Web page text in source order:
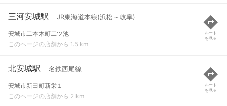
三河安城駅 JR東海道本線(浜松～岐阜)
安城市二本木町二ツ池
このページの店舗から 1.5 km
ルート
を見る
北安城駅 名鉄西尾線
安城市新田町新栄１
このページの店舗から 2 km
ルート
を見る